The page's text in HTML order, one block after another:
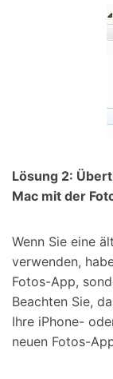
Lösung 2:
Mac mit der
Wenn Sie eine
verwenden,
Fotos-App,
Beachten Sie,
Ihre iPhone-
neuen Fotos-